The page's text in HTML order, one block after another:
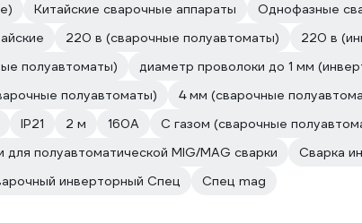
Китайские сварочные аппараты Однофазные
220 в (сварочные полуавтоматы)
220 в
полуавтоматы)
диаметр проволоки до 1 мм
полуавтоматы) 4 мм (сварочные
IP21 2 м 160А С газом (сварочные
для полуавтоматической MIG/MAG сварки
Сварка
инверторный Спец Спец mag